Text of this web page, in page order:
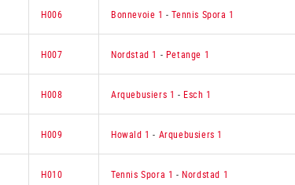
H006 Bonnevoie 1 -Tennis Spora 1
H007 Nordstad 1 - Petange 1
H008 Arquebusiers 1 - Esch 1
H009 Howald 1 - Arquebusiers 1
H010 Tennis Spora 1 - Nordstad 1